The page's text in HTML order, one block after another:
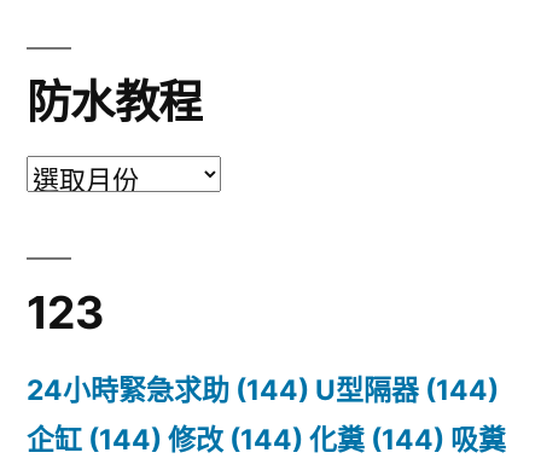
防水教程
防
程
123
24小時緊急求助 (144) U型隔器 (144)
企缸 (144) 修改 (144) 化糞 (144) 吸糞